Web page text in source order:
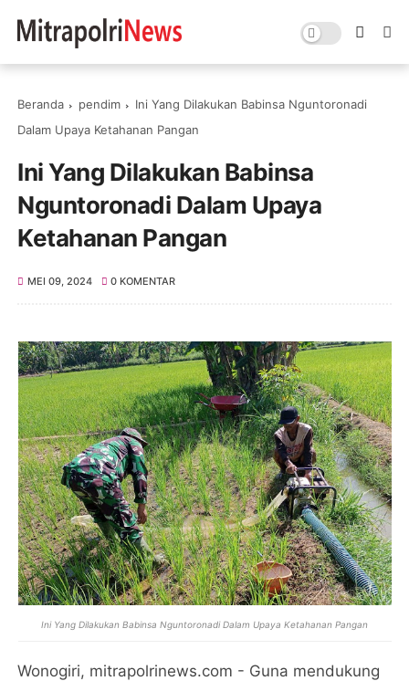
Beranda pendim
Ini Yang Dilakukan Babinsa Nguntoronadi
Dalam Upaya Ketahanan Pangan
Ini Yang Dilakukan Babinsa
Nguntoronadi Dalam Upaya
Ketahanan Pangan
MEI 09, 2024 0 KOMENTAR
Ini Yang Dilakukan Babinsa Nguntoronadi Dalam Upaya Ketahanan Pangan
Wonogiri, mitrapolrinews.com - Guna mendukung